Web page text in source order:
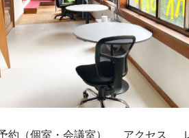
いい会議室（会議室専用スペース）
FCオーナー募集
コワーキング運営DXシステム
約（個室・会議室） アクセス